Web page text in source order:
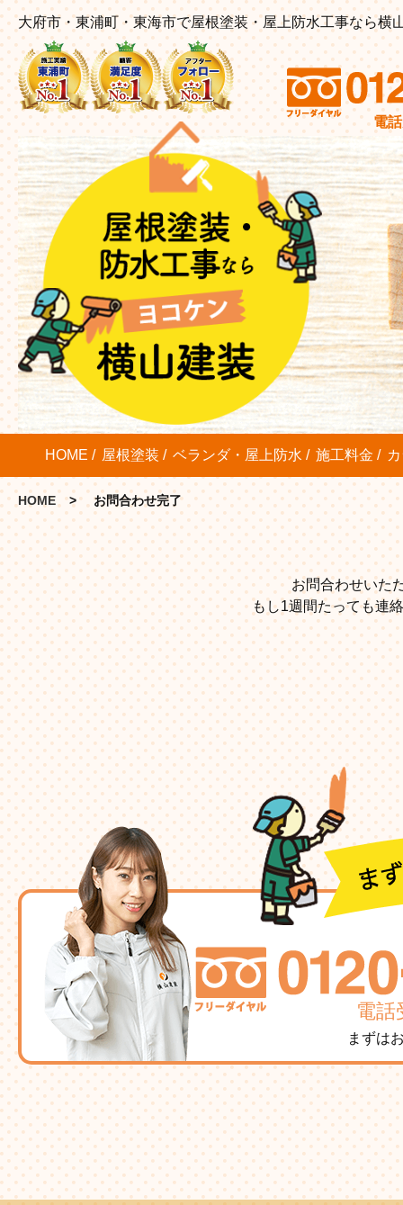
電
HOME 屋根塗装 ベランダ・屋上防水 施工料金
大府市・東浦町・東海市で屋根塗装・屋上防水工事なら横
HOME お問合わせ完了
お問合わせいた
もし1週間たっても連
電話
まずは